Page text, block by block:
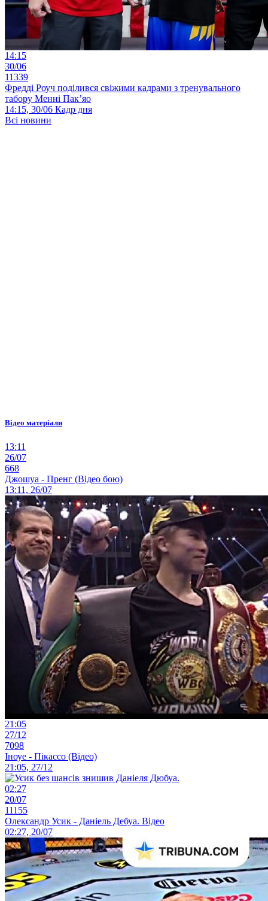
14:15
30/06
11339
Фредді Роуч поділився свіжими кадрами з тренувального
табору Менні Пак’яо
14:15, 30/06 Кадр дня
Всі новини
Відео матеріали
13:11
26/07
668
Джошуа - Пренг (Відео бою)
13:11, 26/07
21:05
27/12
7098
Іноуе - Пікассо (Відео)
21:05, 27/12
02:27
20/07
11155
Олександр Усик - Даніель Дебуа. Відео
02:27, 20/07